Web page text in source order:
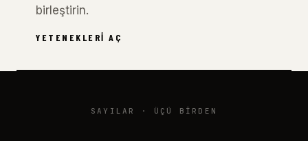
birleştirin.
YETENEKLERI AÇ
SAYILAR · ÜÇÜ BIRDEN